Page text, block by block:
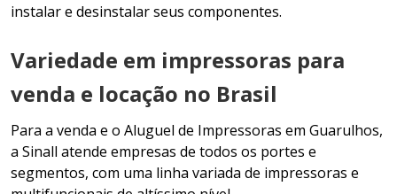
instalar e desinstalar seus componentes.
Variedade em impressoras para
venda e locação no Brasil
Para a venda e o Aluguel de Impressoras em Guarulhos,
a Sinall atende empresas de todos os portes e
segmentos, com uma linha variada de impressoras e